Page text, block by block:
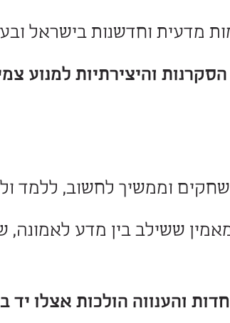
להרצות, לייעץ וללוות
בישראל ובעולם
למנוע צמיחה